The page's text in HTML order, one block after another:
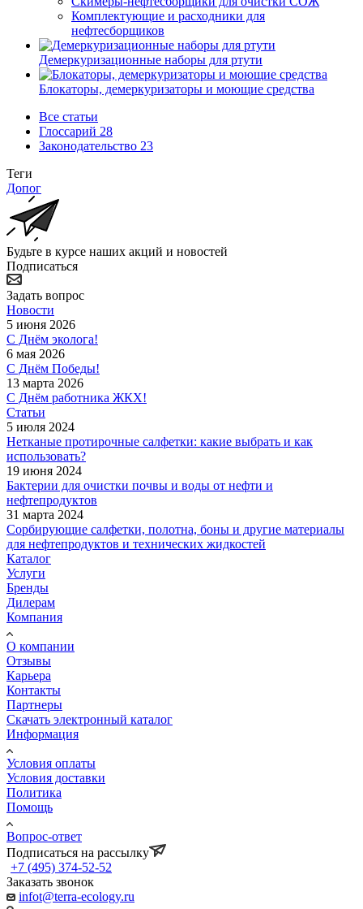
Комплектующие и расходники для
нефтесборщиков
Демеркуризационные наборы для ртути
Блокаторы, демеркуризаторы и моющие средства
Все статьи
Глоссарий 28
Законодательство 23
Теги
Допог
Будьте в курсе наших акций и новостей
Подписаться
Задать вопрос
Новости
5 июня 2026
С Днём эколога!
6 мая 2026
С Днём Победы!
13 марта 2026
С Днём работника ЖКХ!
Статьи
5 июля 2024
Нетканые протирочные салфетки: какие выбрать и как
использовать?
19 июня 2024
Бактерии для очистки почвы и воды от нефти и
нефтепродуктов
31 марта 2024
Сорбирующие салфетки, полотна, боны и другие материалы
для нефтепродуктов и технических жидкостей
Каталог
Услуги
Бренды
Дилерам
Компания
О компании
Отзывы
Карьера
Контакты
Партнеры
Скачать электронный каталог
Информация
Условия оплаты
Условия доставки
Политика
Помощь
Вопрос-ответ
Подписаться на рассылку
+7 (495) 374-52-52
Заказать звонок
infot@terra-ecology.ru